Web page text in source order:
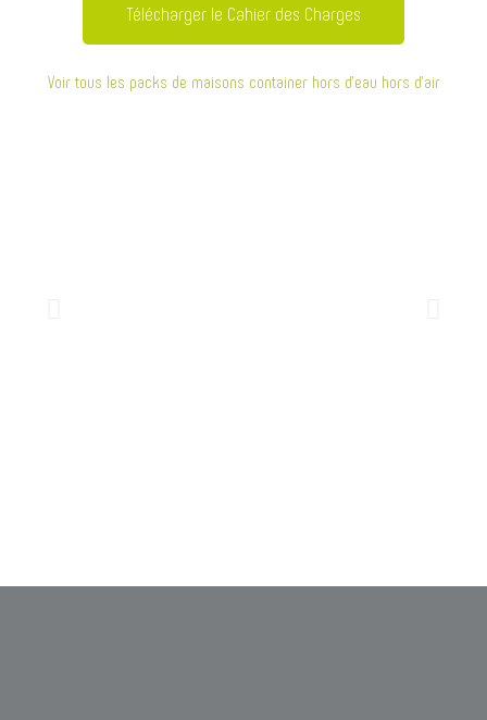
Télécharger le Cahier des Charges
Voir tous les packs de maisons container hors d’eau hors d’air
m²